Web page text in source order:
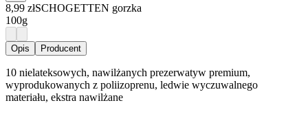
8,99 złSCHOGETTEN gorzka
100g
Opis Producent
10 nielateksowych, nawilżanych prezerwatyw premium,
wyprodukowanych z poliizoprenu, ledwie wyczuwalnego
materiału, ekstra nawilżane